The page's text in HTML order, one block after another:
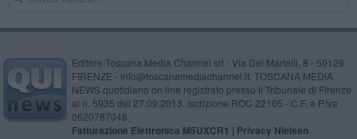
Editore Toscana Media Channel srl - Via Dei Martelli, 8 - 50129
FIRENZE - info@toscanamediachannel.it. TOSCANA MEDIA
NEWS quotidiano on line registrato presso il Tribunale di Firenze
al n. 5935 del 27.09.2013. Iscrizione ROC 22105 - C.F. e P.Iva
0620787048
Fatturazione Elettronica M5UXCR1 | Privacy Nielsen